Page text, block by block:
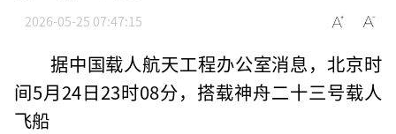
2026-05-25 07:47:15
据中国载人航天工程办公室消息，北京时
间5月24日23时08分，搭载神舟二十三号载人
飞船